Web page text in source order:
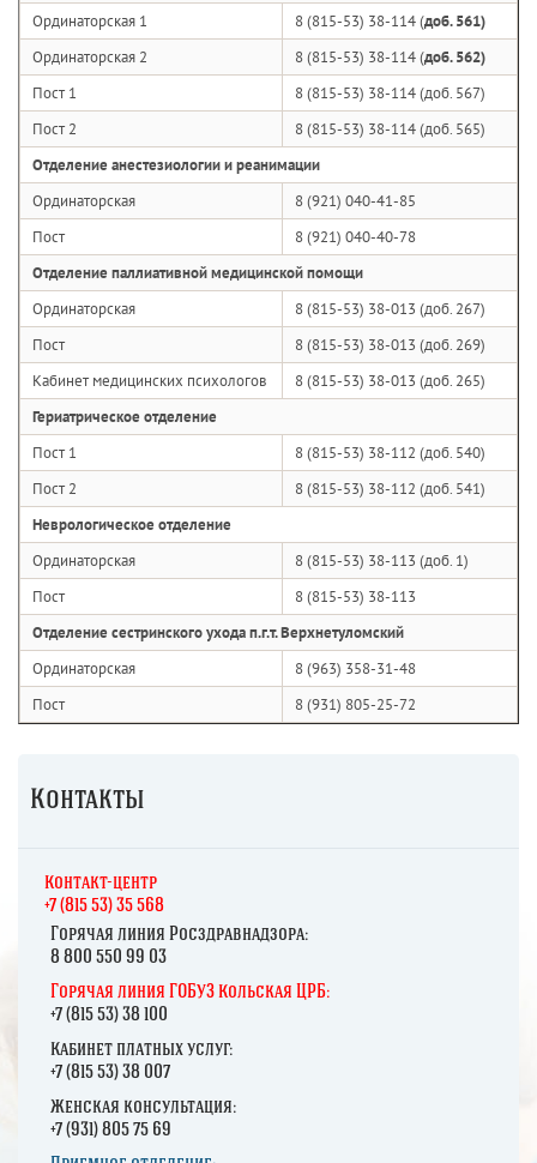
Ординаторская 1
8 (815-53) 38-114 (доб. 561)
Ординаторская 2
8 (815-53) 38-114 (доб. 562)
Пост 1
8 (815-53) 38-114 (доб. 567)
Пост 2
8 (815-53) 38-114 (доб. 565)
Отделение анестезиологии и реанимации
Ординаторская
8 (921) 040-41-85
Пост
8 (921) 040-40-78
Отделение паллиативной медицинской помощи
Ординаторская
8 (815-53) 38-013 (доб. 267)
Пост
8 (815-53) 38-013 (доб. 269)
Кабинет медицинских психологов
8 (815-53) 38-013 (доб. 265)
Гериатрическое отделение
Пост 1
8 (815-53) 38-112 (доб. 540)
Пост 2
8 (815-53) 38-112 (доб. 541)
Неврологическое отделение
Ординаторская
8 (815-53) 38-113 (доб. 1)
Пост
8 (815-53) 38-113
Отделение сестринского ухода п.г.т. Верхнетуломский
Ординаторская
8 (963) 358-31-48
Пост
8 (931) 805-25-72
Контакты
Контакт-центр
+7 (815 53) 35 568
Горячая линия Росздравнадзора:
8 800 550 99 03
Горячая линия ГОБУЗ Кольская ЦРБ:
+7 (815 53) 38 100
Кабинет платных услуг:
+7 (815 53) 38 007
Женская консультация:
+7 (931) 805 75 69